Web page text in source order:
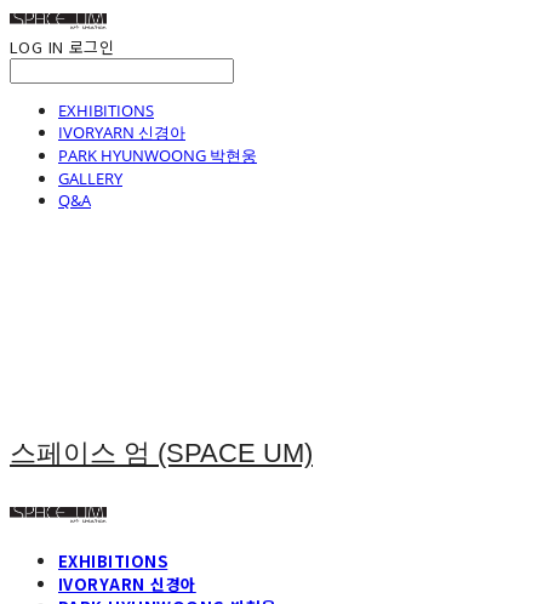
LOG IN 로그인
EXHIBITIONS
IVORYARN 신경아
PARK HYUNWOONG 박현웅
GALLERY
Q&A
스페이스 엄 (SPACE UM)
EXHIBITIONS
IVORYARN 신경아